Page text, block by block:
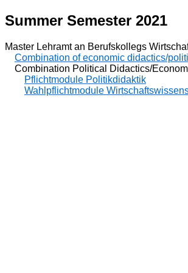
Summer Semester 2021
Master Lehramt an Berufskollegs
Combination of economic didactics/
Combination Political Didactics/
Pflichtmodule Politikdidaktik
Wahlpflichtmodule